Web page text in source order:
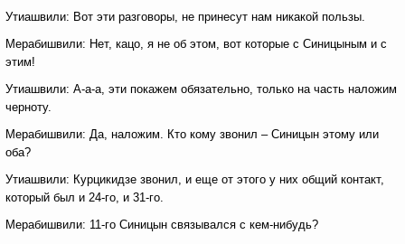
Утиашвили: Вот эти разговоры, не принесут нам никакой пользы.
Мерабишвили: Нет, кацо, я не об этом, вот которые с Синицыным и с
этим!
Утиашвили: А-а-а, эти покажем обязательно, только на часть наложим
черноту.
Мерабишвили: Да, наложим. Кто кому звонил – Синицын этому или
оба?
Утиашвили: Курцикидзе звонил, и еще от этого у них общий контакт,
который был и 24-го, и 31-го.
Мерабишвили: 11-го Синицын связывался с кем-нибудь?